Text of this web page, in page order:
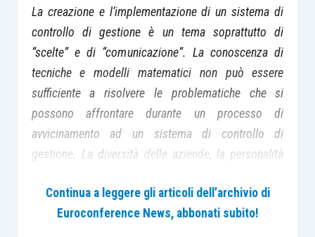
La creazione e l’implementazione di un sistema di
controllo di gestione è un tema soprattutto di
“scelte” e di “comunicazione”. La conoscenza di
tecniche e modelli matematici non può essere
sufficiente a risolvere le problematiche che si
possono affrontare durante un processo di
avvicinamento ad un sistema di controllo di
gestione. La diversità delle aziende, la personalità
altri aspetti possono essere causa di gravi errori e di
insuccessi. Per tale ragione è opportuno che
Continua a leggere gli articoli dell’archivio di
Euroconference News, abbonati subito!